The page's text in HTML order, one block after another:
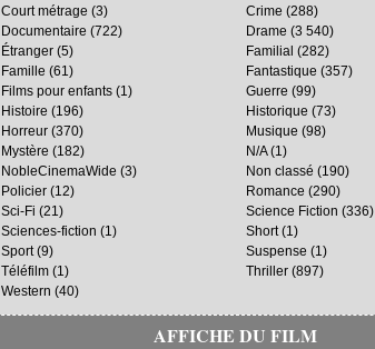
Court métrage (3) Crime (288)
Documentaire (722) Drame (3 540)
Étranger (5) Familial (282)
Famille (61) Fantastique (357)
Films pour enfants (1) Guerre (99)
Histoire (196) Historique (73)
Horreur (370) Musique (98)
Mystère (182) N/A(1)
NobleCinemaWide (3) Non classé (190)
Policier (12) Romance (290)
Sci-Fi (21) Science Fiction (336)
Sciences-fiction (1) Short(1)
Sport(9) Suspense (1)
Téléfilm (1) Thriller (897)
Western (40)
AFFICHE DU FILM